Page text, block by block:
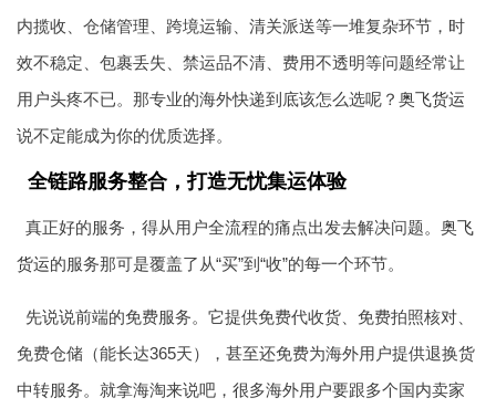
内揽收、仓储管理、跨境运输、清关派送等一堆复杂环节，时
效不稳定、包裹丢失、禁运品不清、费用不透明等问题经常让
用户头疼不已。那专业的海外快递到底该怎么选呢？ 奥飞货运
说不定能成为你的优质选择。
全链路服务整合，打造无忧集运体验
真正好的服务，得从用户全流程的痛点出发去解决问题。 奥飞
货运的服务那可是覆盖了从“买”到“收”的每一个环节。
先说说前端的免费服务。它提供免费代收货、免费拍照核对、
免费仓储（能长达365天），甚至还免费为海外用户提供退换货
中转服务。就拿海淘来说吧，很多海外用户要跟多个国内卖家